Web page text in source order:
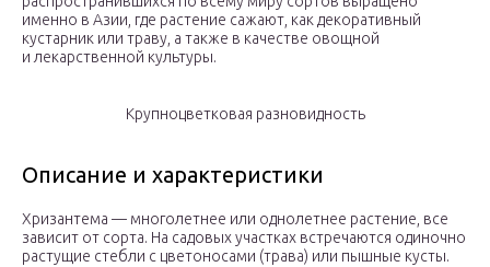
именно в Азии, где растение сажают, как декоративный
кустарник или траву, а также в качестве овощной
и лекарственной культуры.
Крупноцветковая разновидность
Описание и характеристики
Хризантема — многолетнее или однолетнее растение, все
зависит от сорта. На садовых участках встречаются одиночно
растущие стебли с цветоносами (трава) или пышные кусты.